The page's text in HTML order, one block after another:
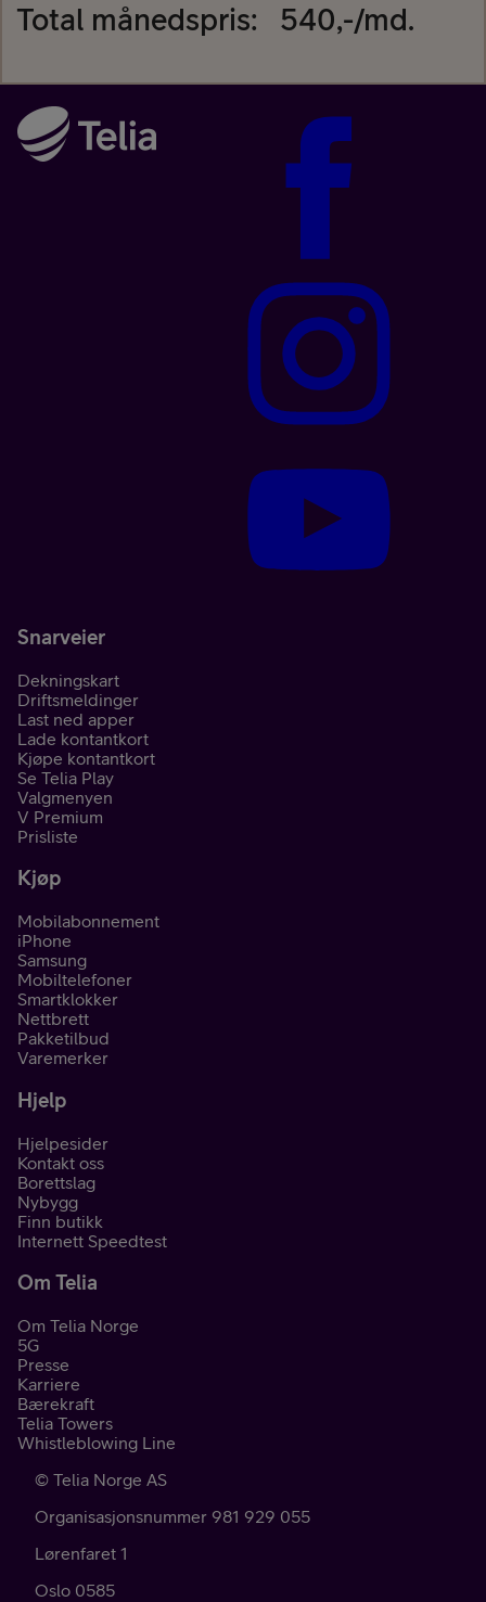
Total månedspris: 540,-/md.
Snarveier
Dekningskart
Driftsmeldinger
Last ned apper
Lade kontantkort
Kjøpe kontantkort
Se Telia Play
Valgmenyen
V Premium
Prisliste
Kjøp
Mobilabonnement
iPhone
Samsung
Mobiltelefoner
Smartklokker
Nettbrett
Pakketilbud
Varemerker
Hjelp
Hjelpesider
Kontakt oss
Borettslag
Nybygg
Finn butikk
Internett Speedtest
Om Telia
Om Telia Norge
5G
Presse
Karriere
Bærekraft
Telia Towers
Whistleblowing Line
© Telia Norge AS
Organisasjonsnummer 981 929 055
Lørenfaret 1
Oslo 0585